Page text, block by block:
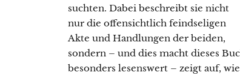
suchten. Dabei beschreibt sie nicht
nur die offensichtlich feindseligen
Akte und Handlungen der beiden,
sondern – und dies macht dieses
besonders lesenswert – zeigt auf, wie